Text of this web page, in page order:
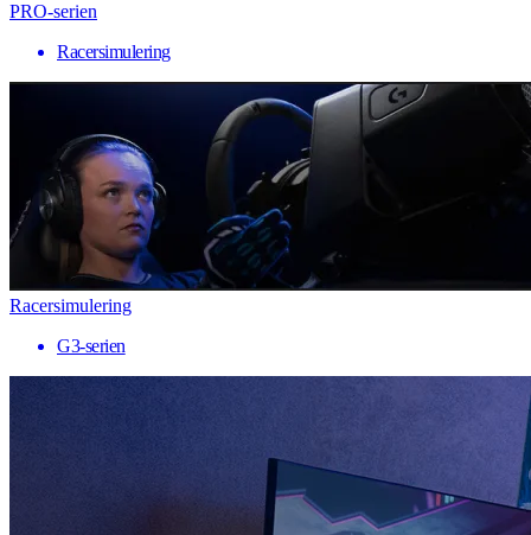
PRO-serien
Racersimulering
Racersimulering
G3-serien